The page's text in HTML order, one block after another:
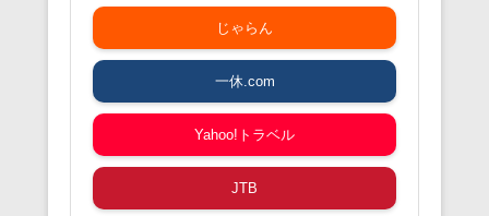
じゃらん
一休.com
Yahoo!トラベル
JTB